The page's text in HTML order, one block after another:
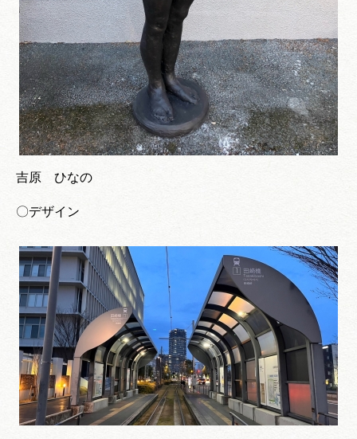
吉原 ひなの
〇デザイン